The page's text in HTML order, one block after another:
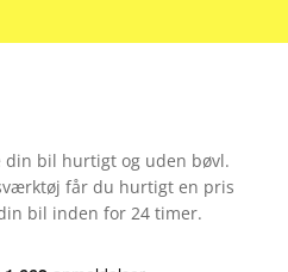
din bil hurtigt og uden bøvl.
får du hurtigt en pris
bil inden for 24 timer.